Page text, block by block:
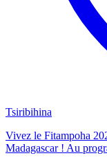
Tsiribihina
Vivez le Fitampoha
Madagascar ! Au